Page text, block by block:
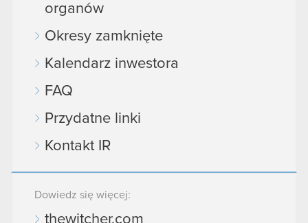
organów
Okresy zamknięte
Kalendarz inwestora
FAQ
Przydatne linki
Kontakt IR
Dowiedz się więcej:
thewitcher.com